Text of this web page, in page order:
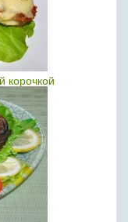
корочкой